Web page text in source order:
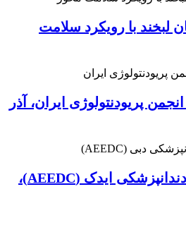
لبخند با رویکرد سلامت
پریودنتولوژی ایران، آذر
نمایشگاه و کنفرانس دندانپزشکی ایدک (AEEDC)،